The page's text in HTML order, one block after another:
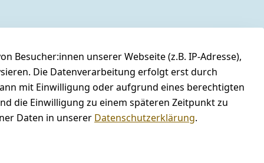
Besucher:innen unserer Webseite (z.B. IP-Adresse),
Die Datenverarbeitung erfolgt erst durch
mit Einwilligung oder aufgrund eines berechtigten
die Einwilligung zu einem späteren Zeitpunkt zu
Daten in unserer Datenschutzerklärung.